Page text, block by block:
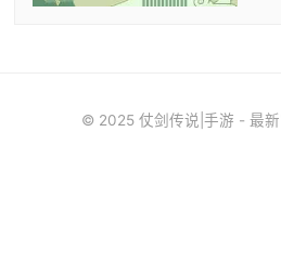
© 2025 仗剑传说|手游 - 最